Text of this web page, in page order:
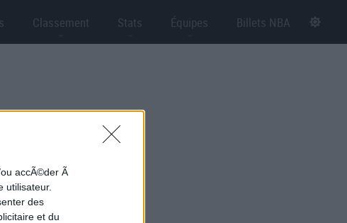
accÃ©der Ã
utilisateur.
des
et du
Classement Stats Équipes Billets NBA